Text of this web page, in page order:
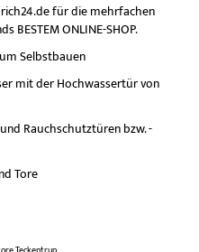
für die mehrfachen
BESTEM ONLINE-SHOP.
Selbstbauen
mit der Hochwassertür von
Rauchschutztüren bzw. -
Tore